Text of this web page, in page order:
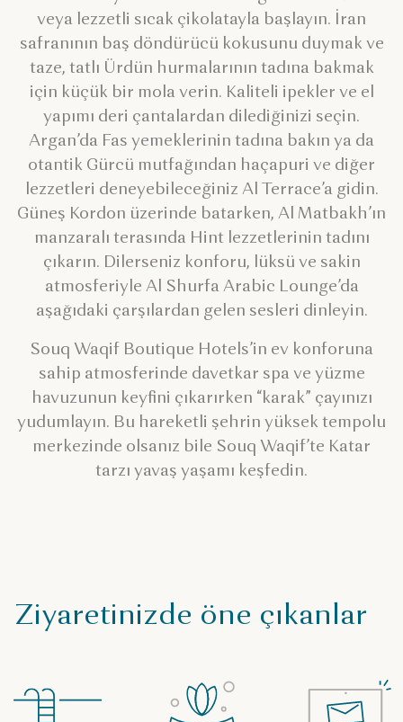
veya lezzetli sıcak çikolatayla başlayın. İran
safranının baş döndürücü kokusunu duymak ve
taze, tatlı Ürdün hurmalarının tadına bakmak
için küçük bir mola verin. Kaliteli ipekler ve el
yapımı deri çantalardan dilediğinizi seçin.
Argan’da Fas yemeklerinin tadına bakın ya da
otantik Gürcü mutfağından haçapuri ve diğer
lezzetleri deneyebileceğiniz Al Terrace’a gidin.
Güneş Kordon üzerinde batarken, Al Matbakh’ın
manzaralı terasında Hint lezzetlerinin tadını
çıkarın. Dilerseniz konforu, lüksü ve sakin
atmosferiyle Al Shurfa Arabic Lounge’da
aşağıdaki çarşılardan gelen sesleri dinleyin.
Souq Waqif Boutique Hotels’in ev konforuna
sahip atmosferinde davetkar spa ve yüzme
havuzunun keyfini çıkarırken “karak” çayınızı
yudumlayın. Bu hareketli şehrin yüksek tempolu
merkezinde olsanız bile Souq Waqif’te Katar
tarzı yavaş yaşamı keşfedin.
Ziyaretinizde öne çıkanlar